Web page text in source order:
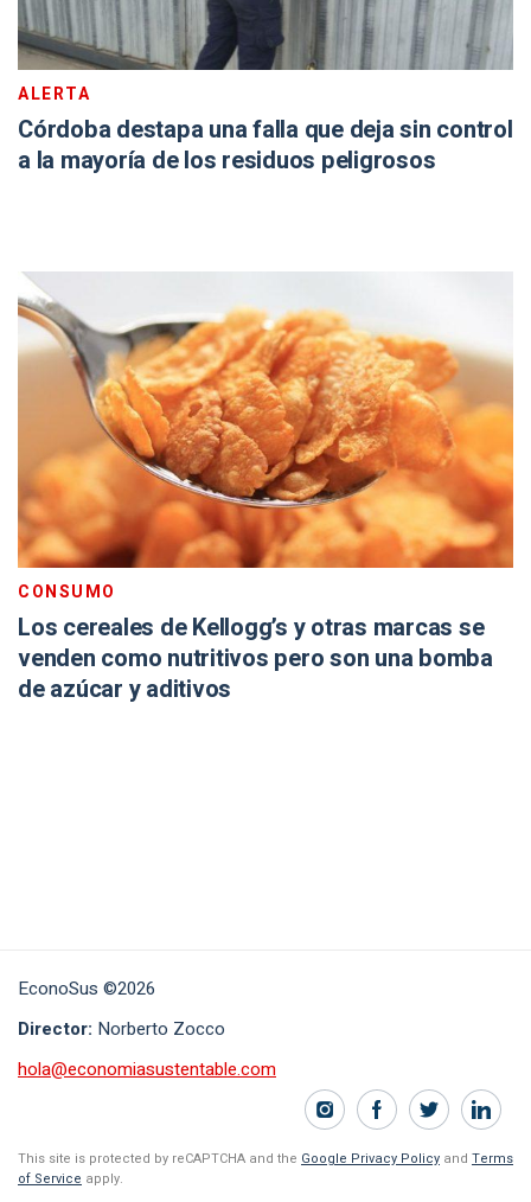
ALERTA
Córdoba destapa una falla que deja sin control
a la mayoría de los residuos peligrosos
CONSUMO
Los cereales de Kellogg’s y otras marcas se
venden como nutritivos pero son una bomba
de azúcar y aditivos
EconoSus ©2026
Director: Norberto Zocco
hola@economiasustentable.com
This site is protected by reCAPTCHA and the Google Privacy Policy and Terms
of Service apply.